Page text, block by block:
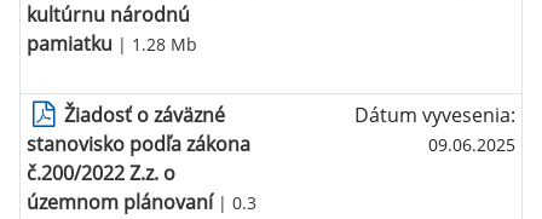
kultúrnu národnú
pamiatku | 1.28 Mb
Žiadosť o záväzné
stanovisko podľa zákona
č.200/2022 Z.z. o
územnom plánovaní| 0.3
Dátum vyvesenia:
09.06.2025